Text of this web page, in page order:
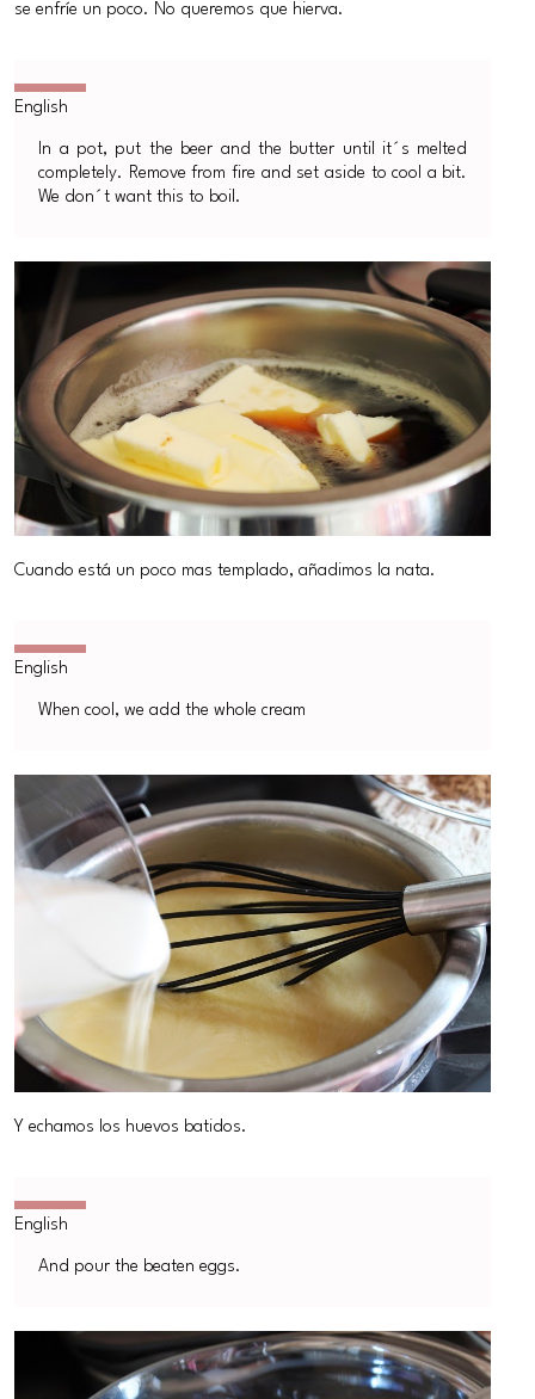
se enfríe un poco. No queremos que hierva.
In a pot, put the beer and the butter until it´s melted
completely. Remove from fire and set aside to cool a bit.
We don´t want this to boil.
Cuando está un poco mas templado, añadimos la nata.
When cool, we add the whole cream
Y echamos los huevos batidos.
And pour the beaten eggs.